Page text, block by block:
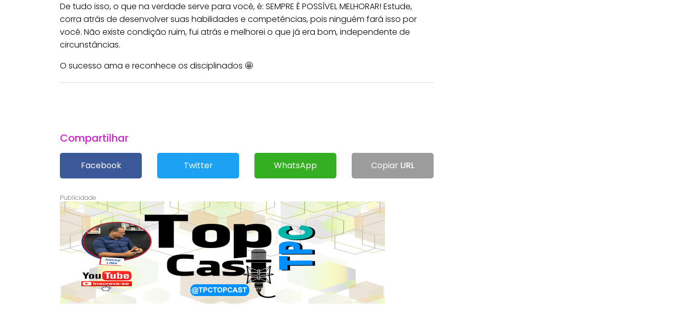
De tudo isso, o que na verdade serve para você, é: SEMPRE É POSSÍVEL MELHORAR! Estude,
corra atrás de desenvolver suas habilidades e competências, pois ninguém fará isso por
você. Não existe condição ruim, fui atrás e melhorei o que já era bom, independente de
circunstâncias.
O sucesso ama e reconhece os disciplinados 🤩
Compartilhar
Facebook Twitter WhatsApp Copiar URL